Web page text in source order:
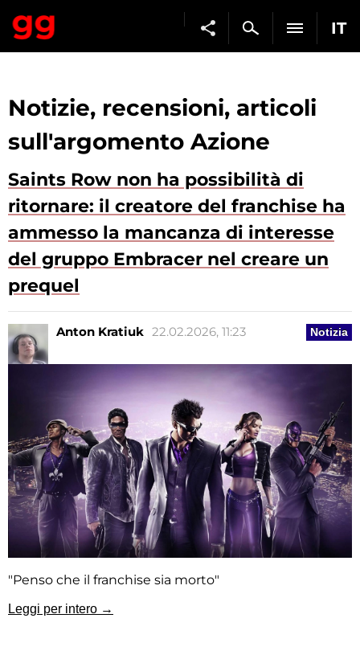
IT
Notizie, recensioni, articoli
sull'argomento Azione
Saints Row non ha possibilità di
ritornare: il creatore del franchise ha
ammesso la mancanza di interesse
del gruppo Embracer nel creare un
prequel
Notizia
Anton Kratiuk 22.02.2026, 11:23
"Penso che il franchise sia morto"
Leggi per intero →